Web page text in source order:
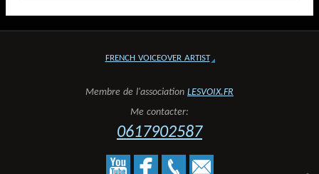
FRENCH VOICEOVER ARTIST
Membre de l'association LESVOIX.FR
Me contacter:
0617902587